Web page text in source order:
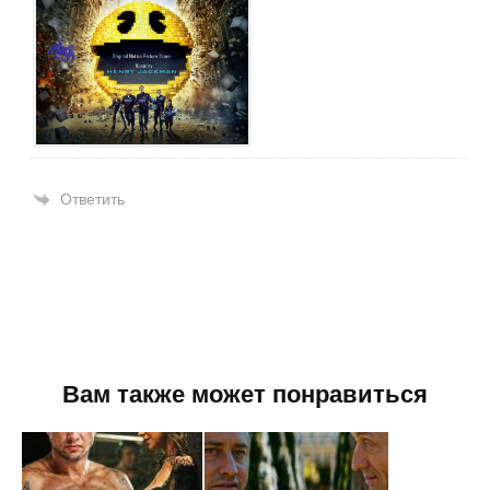
Ответить
Вам также может понравиться